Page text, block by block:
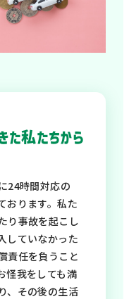
私たちから
24時間対応の
おります。私た
り事故を起こし
していなかった
責任を負うこと
怪我をしても満
、その後の生活